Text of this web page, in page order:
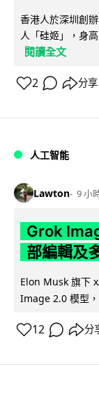
香港人於深圳創
人「硅姬」，身
閱讀全文
2 分享
人工智能
Lawton 9 小
Grok
部編輯及
Elon Musk 旗下
Image 2.0 模型
12 分